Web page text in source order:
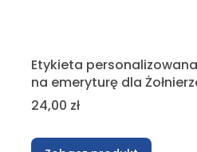
Etykieta
na emeryturę dla
Cena
24,00 zł